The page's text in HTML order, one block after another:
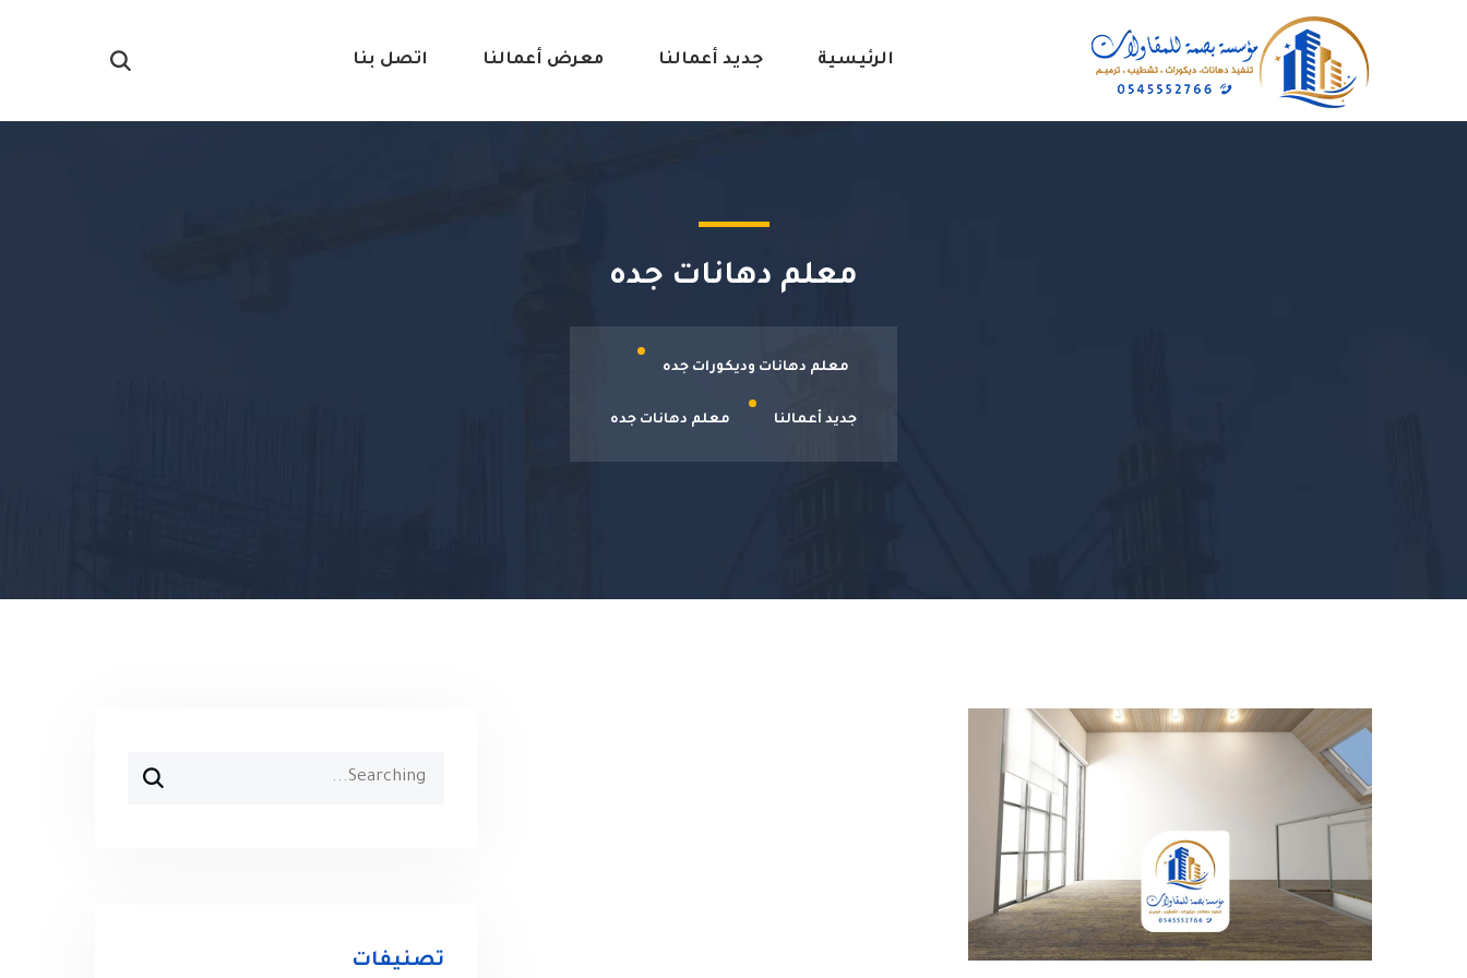
الرئيسية جديد أعمالنا معرض أعمالنا اتصل بنا
معلم دهانات جده
معلم دهانات وديكورات جده
جديد أعمالنا معلم دهانات جده
Search
تصنيفات